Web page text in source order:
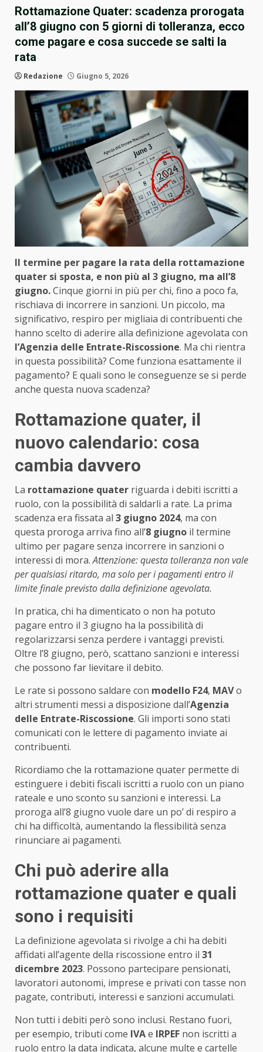
Rottamazione Quater: scadenza prorogata
all’8 giugno con 5 giorni di tolleranza, ecco
come pagare e cosa succede se salti la
rata
Redazione Giugno 5, 2026
Il termine per pagare la rata della rottamazione
quater si sposta, e non più al 3 giugno, ma all’8
giugno.Cinque giorni in più per chi, fino a poco fa,
rischiava di incorrere in sanzioni. Un piccolo, ma
significativo, respiro per migliaia di contribuenti che
hanno scelto di aderire alla definizione agevolata con
l’Agenzia delle Entrate-Riscossione. Ma chi rientra
in questa possibilità? Come funziona esattamente il
pagamento? E quali sono le conseguenze se si perde
anche questa nuova scadenza?
Rottamazione quater, il
nuovo calendario: cosa
cambia davvero
La rottamazione quater riguarda i debiti iscritti a
ruolo, con la possibilità di saldarli a rate. La prima
scadenza era fissata al 3 giugno 2024, ma con
questa proroga arriva fino all’8 giugno il termine
ultimo per pagare senza incorrere in sanzioni o
interessi di mora.Attenzione: questa tolleranza non vale
per qualsiasi ritardo, ma solo per i pagamenti entro il
limite finale previsto dalla definizione agevolata.
In pratica, chi ha dimenticato o non ha potuto
pagare entro il 3 giugno ha la possibilità di
regolarizzarsi senza perdere i vantaggi previsti.
Oltre l’8 giugno, però, scattano sanzioni e interessi
che possono far lievitare il debito.
Le rate si possono saldare con modello F24, MAVo
altri strumenti messi a disposizione dall’Agenzia
delle Entrate-Riscossione. Gli importi sono stati
comunicati con le lettere di pagamento inviate ai
contribuenti.
Ricordiamo che la rottamazione quater permette di
estinguere i debiti fiscali iscritti a ruolo con un piano
rateale e uno sconto su sanzioni e interessi. La
proroga all’8 giugno vuole dare un po’ di respiro a
chi ha difficoltà, aumentando la flessibilità senza
rinunciare ai pagamenti.
Chi può aderire alla
rottamazione quater e quali
sono i requisiti
La definizione agevolata si rivolge a chi ha debiti
affidati all’agente della riscossione entro il 31
dicembre 2023. Possono partecipare pensionati,
lavoratori autonomi, imprese e privati con tasse non
pagate, contributi, interessi e sanzioni accumulati.
Non tutti i debiti però sono inclusi. Restano fuori,
per esempio, tributi come IVAe IRPEF non iscritti a
ruolo entro la data indicata, alcune multe e cartelle